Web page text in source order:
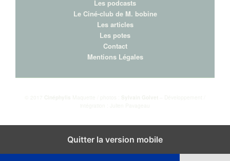
Les podcasts
Le Ciné-club de M. bobine
Les articles
Les potes
Contact
Mentions Légales
Quitter la version mobile
Fermer les réglages des cookies GDPR